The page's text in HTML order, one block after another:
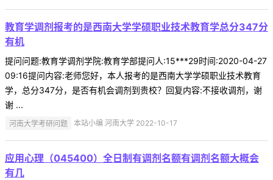
教育学调剂报考的是西南大学学硕职业技术教育学总分347分
有机
提问问题:教育学调剂学院:教育学部提问人:15***29时间:2020-04-27
09:16提问内容:老师您好，本人报考的是西南大学学硕职业技术教育
学，总分347分，是否有机会调剂到贵校？回复内容:不接收调剂，谢
谢 ...
河南大学考研问题 本站小编 河南大学 2022-10-17
应用心理（045400）全日制有调剂名额有调剂名额大概会
有几